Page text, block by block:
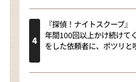
『探偵！ナイトスクープ
年間100回以上かけ続けて
をした依頼者に、ポツリ